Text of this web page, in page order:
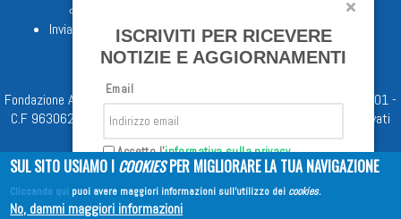
Invia proposta editoriale
Fondazione Apostolicam Actuositatem ETS © 2023 - P.I. 05398481001 -
C.F 96306220581 - REA 888781 del 23/02/98 - Tutti i diritti riservati
ISCRIVITI PER RICEVERE
NOTIZIE E AGGIORNAMENTI
Email
Accetto l'informativa sulla privacy
Iscriviti
SUL SITO USIAMO I COOKIESPER MIGLIORARE LA TUA NAVIGAZIONE
Cliccando qui puoi avere maggiori informazioni sull'utilizzo dei cookies.
No, dammi maggiori informazioni